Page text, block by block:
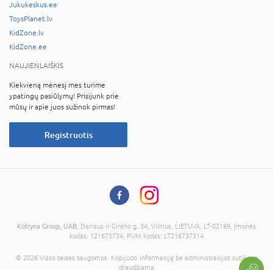
Jukukeskus.ee
ToysPlanet.lv
KidZone.lv
KidZone.ee
NAUJIENLAIŠKIS
Kiekvieną mėnesį mes turime
ypatingų pasiūlymų! Prisijunk prie
mūsų ir apie juos sužinok pirmas!
Registruotis
Kotryna Group, UAB , Dariaus ir Girėno g. 34, Vilnius, LIETUVA, LT-02189, Įmonės
kodas: 121673734, PVM kodas: LT216737314
© 2026 Visos teisės saugomos. Kopijuoti informaciją be administracijos sutikimo
draudžiama